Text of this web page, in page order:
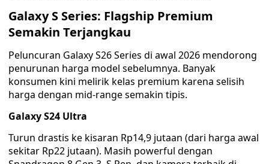
Galaxy S Series: Flagship Premium
Semakin Terjangkau
Peluncuran Galaxy S26 Series di awal 2026 mendorong
penurunan harga model sebelumnya. Banyak
konsumen kini melirik kelas premium karena selisih
harga dengan mid-range semakin tipis.
Galaxy S24 Ultra
Turun drastis ke kisaran Rp14,9 jutaan (dari harga awal
sekitar Rp22 jutaan). Masih powerful dengan